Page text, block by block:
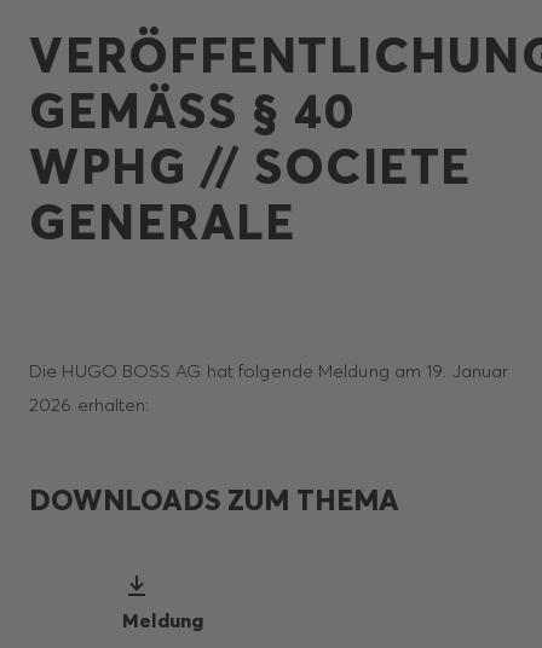
GEMÄSS § 40
WPHG // SOCIETE
GENERALE
Die HUGO BOSS AG hat folgende Meldung am 19. Januar
2026 erhalten:
DOWNLOADS ZUM THEMA
Meldung